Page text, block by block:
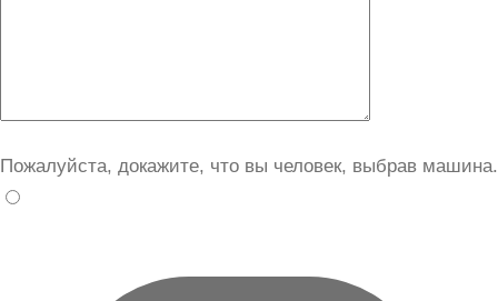
Пожалуйста, докажите, что вы человек, выбрав машина.